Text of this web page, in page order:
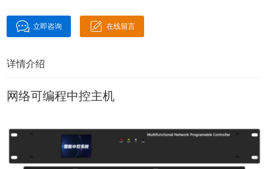
立即咨询 在线留言
详情介绍
网络可编程中控主机